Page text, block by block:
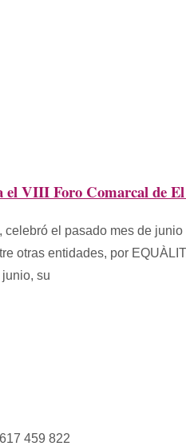
VIII Foro Comarcal de
el pasado mes de
otras entidades, por
su
459 822